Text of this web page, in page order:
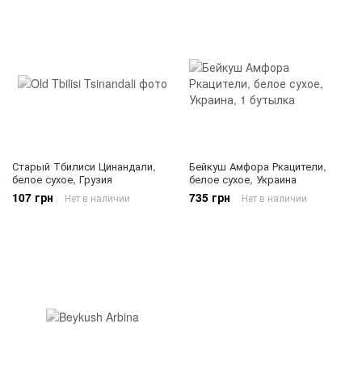
Старый Тбилиси Цинандали,
белое сухое, Грузия
107 грн Нет в наличии
Бейкуш Амфора Ркацители,
белое сухое, Украина
735 грн Нет в наличии